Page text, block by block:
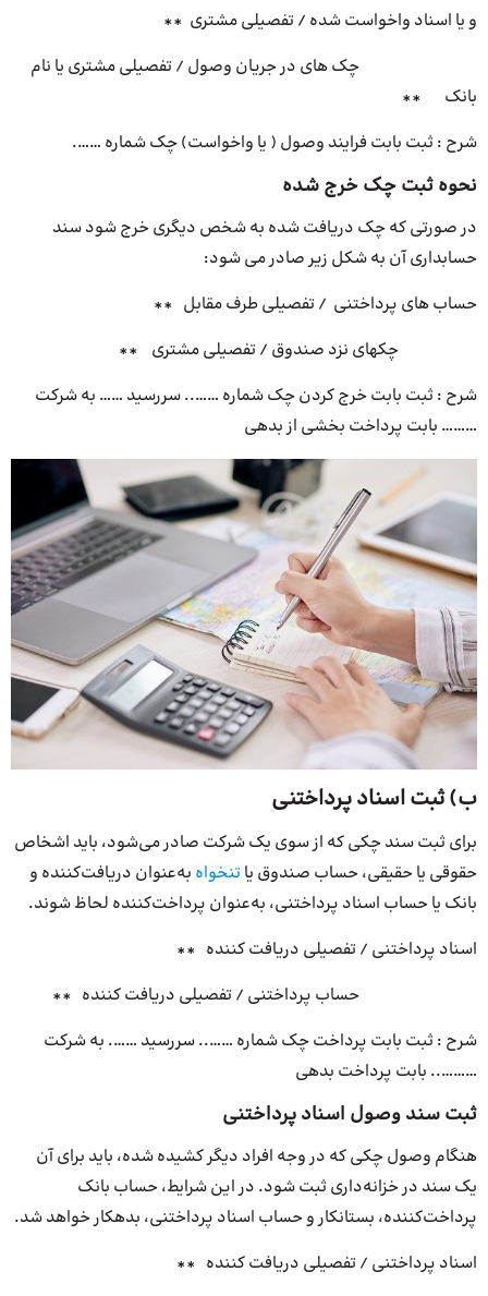
و یا اسناد واخواست شده / تفصیلی مشتری **
چک های در جریان وصول / تفصیلی مشتری یا نام
بانک **
شرح : ثبت بابت فرایند وصول ( یا واخواست) چک شماره …….
نحوه ثبت چک خرج شده
در صورتی که چک دریافت شده به شخص دیگری خرج شود سند
حسابداری آن به شکل زیر صادر می شود:
حساب های پرداختنی / تفصیلی طرف مقابل **
چکهای نزد صندوق / تفصیلی مشتری **
شرح : ثبت بابت خرج کردن چک شماره …….. سررسید …… به شرکت
……… بابت پرداخت بخشی از بدهی
ب) ثبت‌ اسناد پرداختنی
برای ثبت سند چکی که از سوی یک شرکت صادر می‌شود، باید اشخاص
حقوقی یا حقیقی، حساب صندوق یا تنخواه به‌عنوان دریافت‌کننده و
بانک یا حساب اسناد پرداختنی، به‌عنوان پرداخت‌کننده لحاظ شوند.
اسناد پرداختنی / تفصیلی دریافت کننده **
حساب پرداختنی / تفصیلی دریافت کننده **
شرح : ثبت بابت پرداخت چک شماره …….. سررسید ……. به شرکت
……….. بابت پرداخت بدهی
ثبت سند وصول اسناد پرداختنی
هنگام وصول چکی که در وجه افراد دیگر کشیده شده، باید برای آن
یک سند در خزانه‌داری ثبت شود. در این شرایط، حساب بانک
پرداخت‌کننده، بستانکار و حساب اسناد پرداختنی، بدهکار خواهد شد.
اسناد پرداختنی / تفصیلی دریافت کننده **